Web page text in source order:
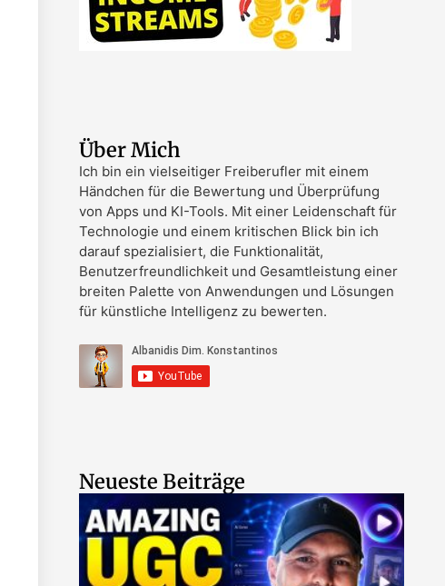
Über Mich
Ich bin ein vielseitiger Freiberufler mit einem
Händchen für die Bewertung und Überprüfung
von Apps und KI-Tools. Mit einer Leidenschaft für
Technologie und einem kritischen Blick bin ich
darauf spezialisiert, die Funktionalität,
Benutzerfreundlichkeit und Gesamtleistung einer
breiten Palette von Anwendungen und Lösungen
für künstliche Intelligenz zu bewerten.
Neueste Beiträge